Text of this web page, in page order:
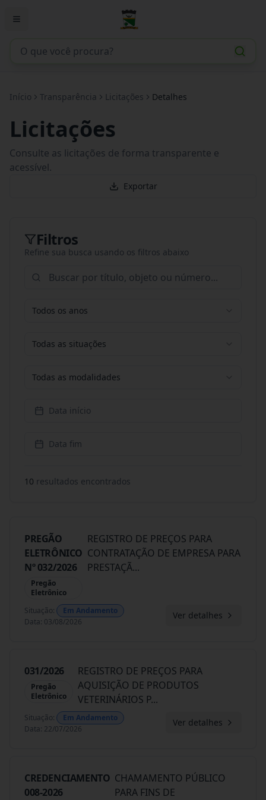
Início Transparência Licitações Detalhes
Licitações
Consulte as licitações de forma transparente e
acessível.
Exportar
Filtros
Refine sua busca usando os filtros abaixo
Todos os anos
Todas as situações
Todas as modalidades
Data início
Data fim
10 resultados encontrados
PREGÃO
ELETRÔNICO
Nº 032/2026
Pregão
Eletrônico
REGISTRO DE PREÇOS PARA
CONTRATAÇÃO DE EMPRESA PARA
PRESTAÇÃ...
Situação:
Em Andamento
Data: 03/08/2026
Ver detalhes
031/2026
Pregão
Eletrônico
REGISTRO DE PREÇOS PARA
AQUISIÇÃO DE PRODUTOS
VETERINÁRIOS P...
Situação:
Em Andamento
Data: 22/07/2026
Ver detalhes
CREDENCIAMENTO
008-2026
CHAMAMENTO PÚBLICO
PARA FINS DE